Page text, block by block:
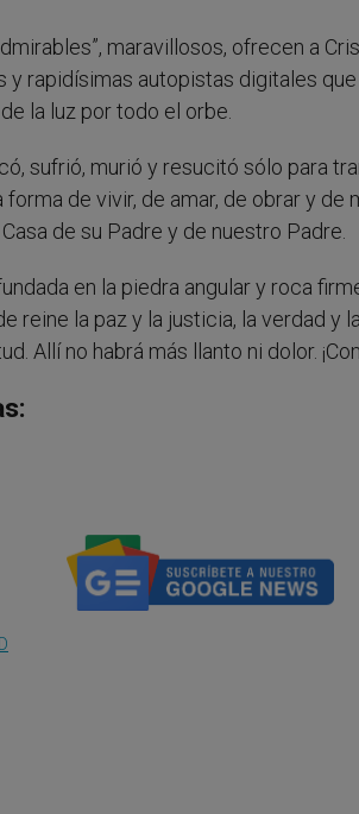
maravillosos, ofrecen a
y rapidísimas autopistas digitales
la luz por todo el orbe.
sufrió, murió y resucitó sólo para
de vivir, de amar, de obrar y de
de su Padre y de nuestro Padre.
en la piedra angular y roca
reine la paz y la justicia, la verdad y
Allí no habrá más llanto ni dolor.